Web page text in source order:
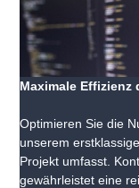
Maximale Effizienz
Optimieren Sie die
unserem
Projekt umfasst.
gewährleistet eine